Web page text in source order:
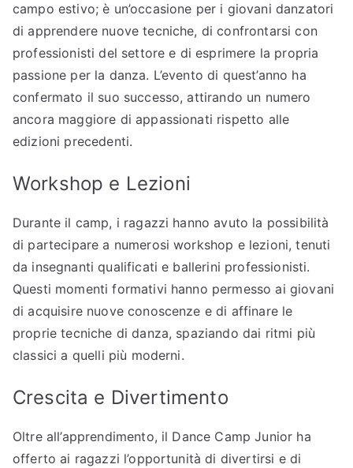
campo estivo; è un’occasione per i giovani danzatori
di apprendere nuove tecniche, di confrontarsi con
professionisti del settore e di esprimere la propria
passione per la danza. L’evento di quest’anno ha
confermato il suo successo, attirando un numero
ancora maggiore di appassionati rispetto alle
edizioni precedenti.
Workshop e Lezioni
Durante il camp, i ragazzi hanno avuto la possibilità
di partecipare a numerosi workshop e lezioni, tenuti
da insegnanti qualificati e ballerini professionisti.
Questi momenti formativi hanno permesso ai giovani
di acquisire nuove conoscenze e di affinare le
proprie tecniche di danza, spaziando dai ritmi più
classici a quelli più moderni.
Crescita e Divertimento
Oltre all’apprendimento, il Dance Camp Junior ha
offerto ai ragazzi l’opportunità di divertirsi e di